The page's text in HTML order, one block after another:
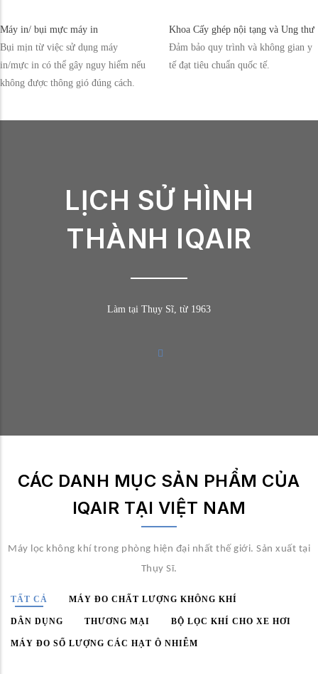
Máy in/ bụi mực máy in
Bụi mịn từ việc sử dụng máy
in/mực in có thể gây nguy hiểm nếu
không được thông gió đúng cách.
Khoa Cấy ghép nội tạng và Ung thư
Đảm bảo quy trình và không gian y
tế đạt tiêu chuẩn quốc tế.
LỊCH SỬ HÌNH
THÀNH IQAIR
Làm tại Thụy Sĩ, từ 1963
CÁC DANH MỤC SẢN PHẨM CỦA
IQAIR TẠI VIỆT NAM
Máy lọc không khí trong phòng hiện đại nhất thế giới. Sản xuất tại
Thụy Sĩ.
TẤT CẢ MÁY ĐO CHẤT LƯỢNG KHÔNG KHÍ
DÂN DỤNG THƯƠNG MẠI BỘ LỌC KHÍ CHO XE HƠI
MÁY ĐO SỐ LƯỢNG CÁC HẠT Ô NHIỄM